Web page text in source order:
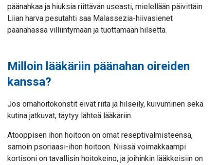
päänahkaa ja hiuksia riittävän useasti, mielellään päivittäin.
Liian harva pesutahti saa Malassezia-hiivasienet
päänahassa villiintymään ja tuottamaan hilsettä.
Milloin lääkäriin päänahan oireiden
kanssa?
Jos omahoitokonstit eivät riitä ja hilseily, kuivuminen sekä
kutina jatkuvat, täytyy lähteä lääkäriin.
Atooppisen ihon hoitoon on omat reseptivalmisteensa,
samoin psoriaasi-ihon hoitoon. Niissä voimakkaampi
kortisoni on tavallisin hoitokeino, ja joihinkin lääkkeisiin on